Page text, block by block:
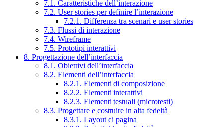
7.1. Caratteristiche dell’interazione
7.2. User stories per definire l’interazione
7.2.1. Differenza tra scenari e user stories
7.3. Flussi di interazione
7.4. Wireframe
7.5. Prototipi interattivi
8. Progettazione dell’interfaccia
8.1. Obiettivi dell’interfaccia
8.2. Elementi dell’interfaccia
8.2.1. Elementi di composizione
8.2.2. Elementi interattivi
8.2.3. Elementi testuali (microtesti)
8.3. Progettare e costruire in alta fedeltà
8.3.1. Layout di pagina